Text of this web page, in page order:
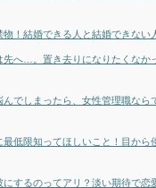
！結婚できる人と結婚できない
先へ…。置き去りになりたくなか
んでしまったら、女性管理職なら
低限知ってほしいこと！目から
するのってアリ？淡い期待で恋